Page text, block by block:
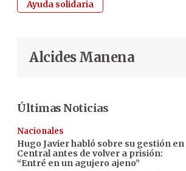
Ayuda solidaria
Alcides Manena
Últimas Noticias
Nacionales
Hugo Javier habló sobre su gestión en
Central antes de volver a prisión:
“Entré en un agujero ajeno”